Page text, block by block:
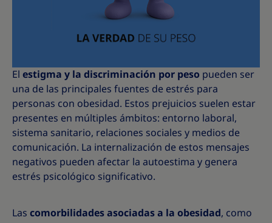
El estigma y la discriminación por peso pueden ser
una de las principales fuentes de estrés para
personas con obesidad. Estos prejuicios suelen estar
presentes en múltiples ámbitos: entorno laboral,
sistema sanitario, relaciones sociales y medios de
comunicación. La internalización de estos mensajes
negativos pueden afectar la autoestima y genera
estrés psicológico significativo.
Las comorbilidades asociadas a la obesidad, como